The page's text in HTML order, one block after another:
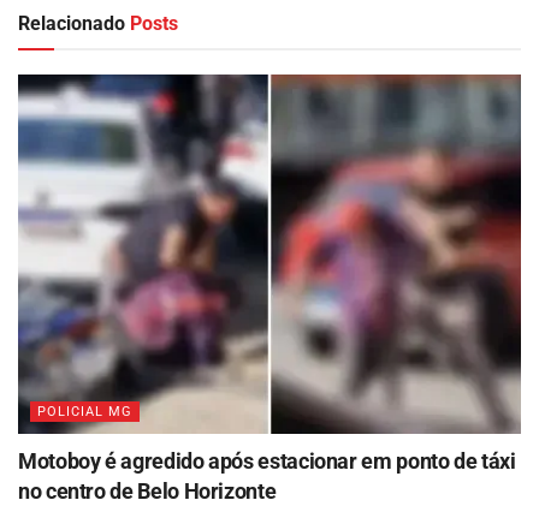
Relacionado Posts
POLICIAL MG
Motoboy é agredido após estacionar em ponto de táxi
no centro de Belo Horizonte